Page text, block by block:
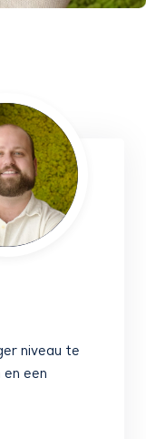
niveau te
een